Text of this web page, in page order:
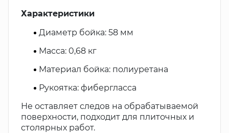
Характеристики
Диаметр бойка: 58 мм
Масса: 0,68 кг
Материал бойка: полиуретана
Рукоятка: фибергласса
Не оставляет следов на обрабатываемой
поверхности, подходит для плиточных и
столярных работ.